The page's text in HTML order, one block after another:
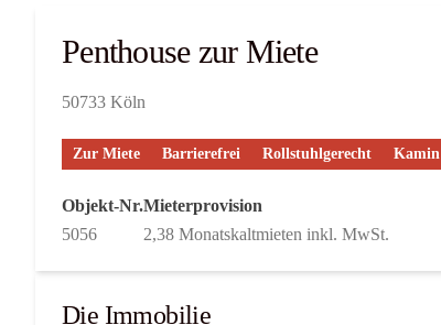
Penthouse zur Miete
50733 Köln
Zur Miete Barrierefrei Rollstuhlgerecht Kamin
Objekt-Nr.
5056
Mieterprovision
2,38 Monatskaltmieten inkl. MwSt.
Die Immobilie